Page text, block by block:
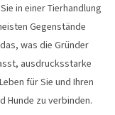
in einer Tierhandlung
Gegenstände
was die Gründer
ausdrucksstarke
für Sie und Ihren
Hunde zu verbinden.